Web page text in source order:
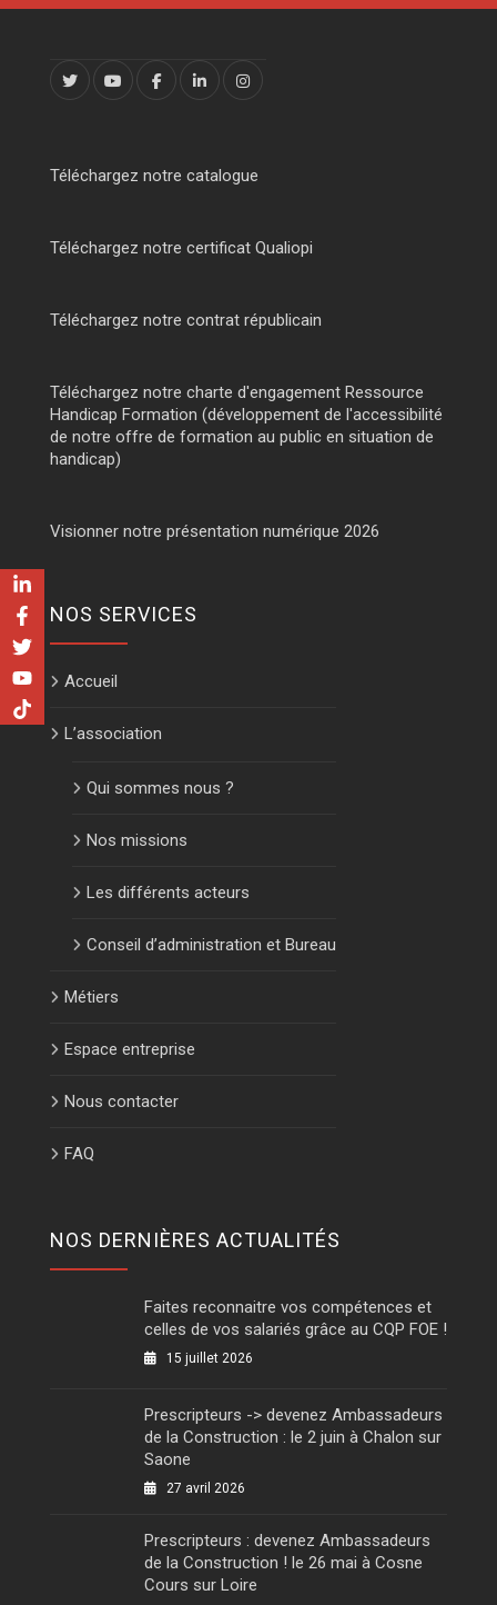
Téléchargez notre catalogue
Téléchargez notre certificat Qualiopi
Téléchargez notre contrat républicain
Téléchargez notre charte d'engagement Ressource
Handicap Formation (développement de l'accessibilité
de notre offre de formation au public en situation de
handicap)
Visionner notre présentation numérique 2026
NOS SERVICES
Accueil
L’association
Qui sommes nous ?
Nos missions
Les différents acteurs
Conseil d’administration et Bureau
Métiers
Espace entreprise
Nous contacter
FAQ
NOS DERNIÈRES ACTUALITÉS
Faites reconnaitre vos compétences et
celles de vos salariés grâce au CQP FOE !
15 juillet 2026
Prescripteurs -> devenez Ambassadeurs
de la Construction : le 2 juin à Chalon sur
Saone
27 avril 2026
Prescripteurs : devenez Ambassadeurs
de la Construction ! le 26 mai à Cosne
Cours sur Loire